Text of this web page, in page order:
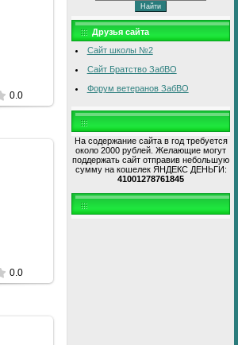
0.0
0.0
Друзья сайта
Сайт школы №2
Сайт Братство ЗабВО
Форум ветеранов ЗабВО
На содержание сайта в год требуется
около 2000 рублей. Желающие могут
поддержать сайт отправив небольшую
сумму на кошелек ЯНДЕКС ДЕНЬГИ:
41001278761845